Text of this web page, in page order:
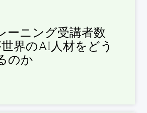
ーニング受講者数
界のAI人材をどう
のか